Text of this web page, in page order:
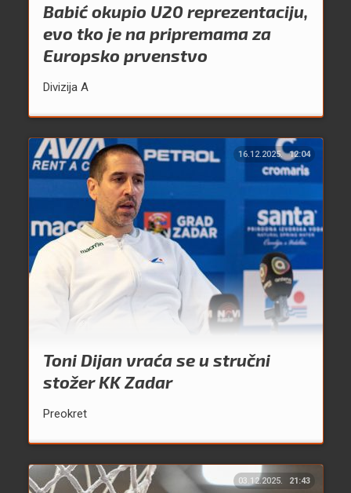
Babić okupio U20 reprezentaciju,
evo tko je na pripremama za
Europsko prvenstvo
Divizija A
16.12.2025. 12:04
Toni Dijan vraća se u stručni
stožer KK Zadar
Preokret
03.12.2025. 21:43